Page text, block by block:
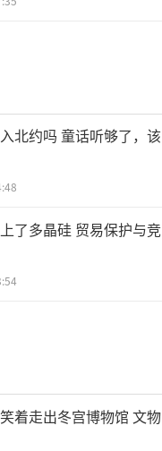
北约吗 童话听够了，该
了多晶硅 贸易保护与竞
着走出冬宫博物馆 文物